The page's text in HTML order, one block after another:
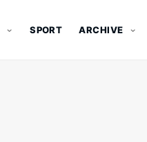
SPORT ARCHIVE